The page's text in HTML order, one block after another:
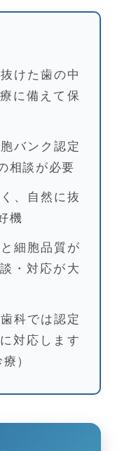
けた歯の中
に備えて保
バンク認定
相談が必要
、自然に抜
機
細胞品質が
・対応が大
科では認定
対応します
）